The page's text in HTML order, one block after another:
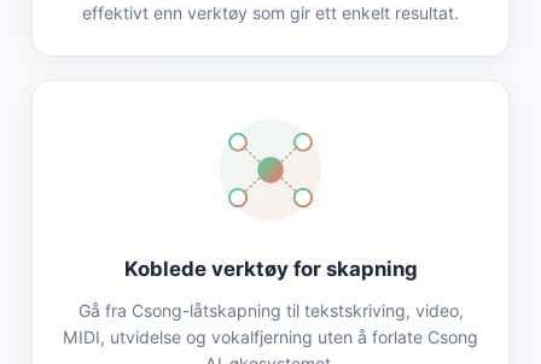
effektivt enn verktøy som gir ett enkelt resultat.
Koblede verktøy for skapning
Gå fra Csong-låtskapning til tekstskriving, video,
MIDI, utvidelse og vokalfjerning uten å forlate Csong